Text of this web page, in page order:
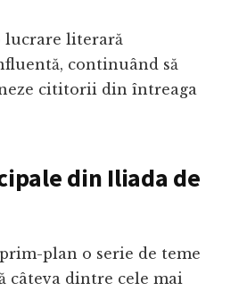
lucrare literară
continuând să
cititorii din întreaga
din Iliada de
plan o serie de teme
câteva dintre cele mai